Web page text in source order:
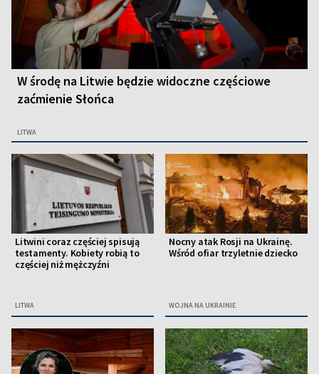
W środę na Litwie będzie widoczne częściowe
zaćmienie Słońca
LITWA
Litwini coraz częściej spisują
testamenty. Kobiety robią to
częściej niż mężczyźni
LITWA
Nocny atak Rosji na Ukrainę.
Wśród ofiar trzyletnie dziecko
WOJNA NA UKRAINIE